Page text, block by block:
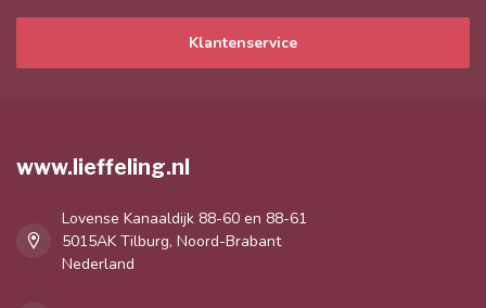
Klantenservice
www.lieffeling.nl
Lovense Kanaaldijk 88-60 en 88-61
5015AK Tilburg, Noord-Brabant
Nederland